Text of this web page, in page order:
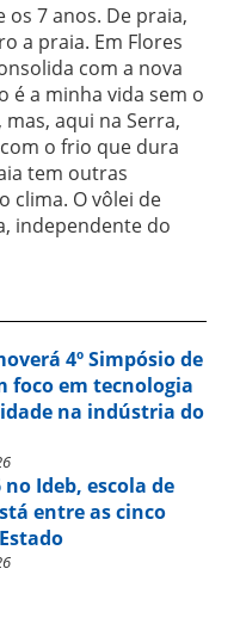
7 anos. De praia,
a praia. Em Flores
com a nova
é a minha vida sem o
aqui na Serra,
o frio que dura
tem outras
clima. O vôlei de
independente do
4º Simpósio de
foco em tecnologia
na indústria do
Ideb, escola de
entre as cinco